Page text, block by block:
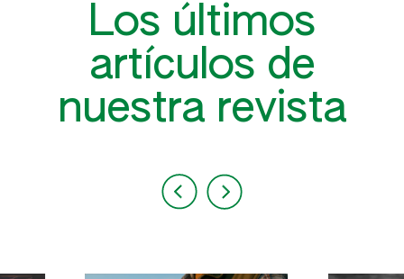
Los últimos
artículos de
nuestra revista